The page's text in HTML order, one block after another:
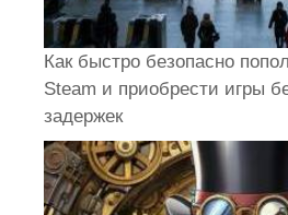
Как быстро безопасно
Steam и приобрести игры
задержек